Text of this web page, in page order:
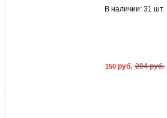
В наличии: 31 шт.
150 руб. 204 руб.